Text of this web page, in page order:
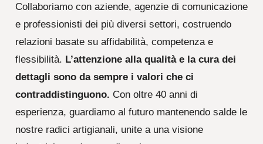
Collaboriamo con aziende, agenzie di comunicazione
e professionisti dei più diversi settori, costruendo
relazioni basate su affidabilità, competenza e
flessibilità. L’attenzione alla qualità e la cura dei
dettagli sono da sempre i valori che ci
contraddistinguono. Con oltre 40 anni di
esperienza, guardiamo al futuro mantenendo salde le
nostre radici artigianali, unite a una visione